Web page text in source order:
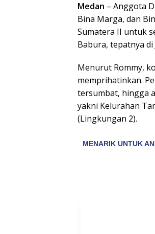
Medan – Anggota
Bina Marga, dan
Sumatera II untuk
Babura, tepatnya di
Menurut Rommy,
memprihatinkan.
tersumbat, hingga
yakni Kelurahan
(Lingkungan 2).